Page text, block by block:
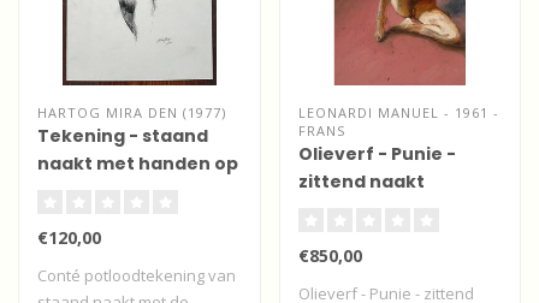
HARTOG MIRA DEN (1977)
Tekening - staand
naakt met handen op
€120,00
Conté potloodtekening van
LEONARDI MANUEL - 1961 -
FRANS
Olieverf - Punie -
zittend naakt
€850,00
Olieverf - Punie - zittend